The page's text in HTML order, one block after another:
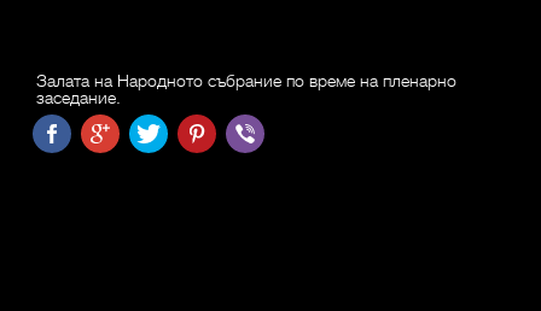
Залата на Народното събрание по време на пленарно
заседание.